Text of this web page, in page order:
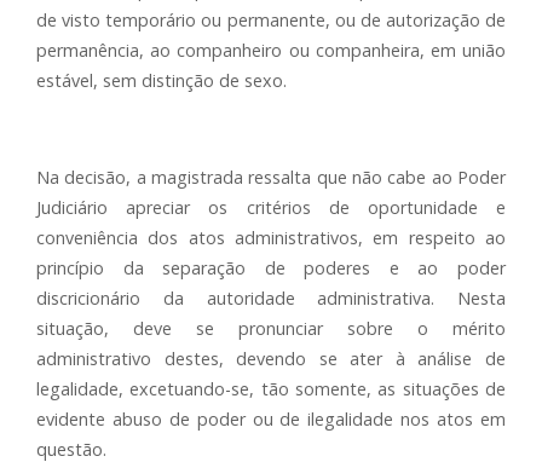
de visto temporário ou permanente, ou de autorização de
permanência, ao companheiro ou companheira, em união
estável, sem distinção de sexo.
Na decisão, a magistrada ressalta que não cabe ao Poder
Judiciário apreciar os critérios de oportunidade e
conveniência dos atos administrativos, em respeito ao
princípio da separação de poderes e ao poder
discricionário da autoridade administrativa. Nesta
situação, deve se pronunciar sobre o mérito
administrativo destes, devendo se ater à análise de
legalidade, excetuando-se, tão somente, as situações de
evidente abuso de poder ou de ilegalidade nos atos em
questão.